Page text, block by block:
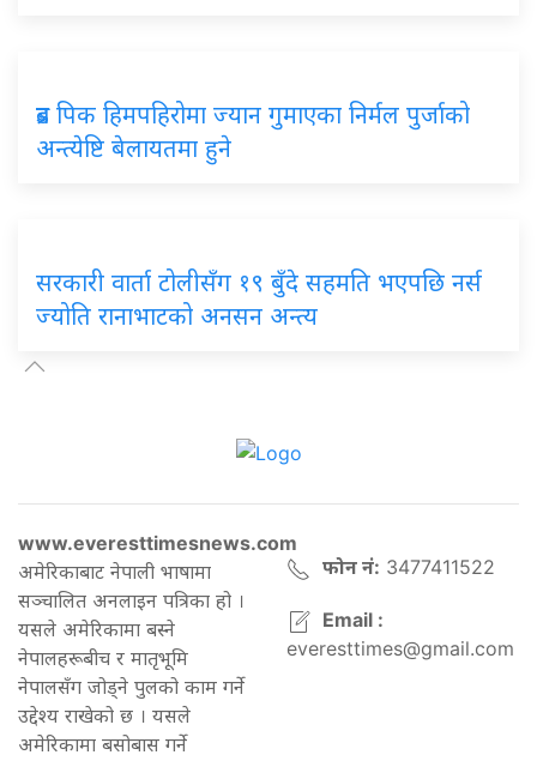
ब्रड पिक हिमपहिरोमा ज्यान गुमाएका निर्मल पुर्जाको
अन्त्येष्टि बेलायतमा हुने
सरकारी वार्ता टोलीसँग १९ बुँदे सहमति भएपछि नर्स
ज्योति रानाभाटको अनसन अन्त्य
www.everesttimesnews.com
अमेरिकाबाट नेपाली भाषामा
सञ्चालित अनलाइन पत्रिका हो ।
यसले अमेरिकामा बस्ने
नेपालहरूबीच र मातृभूमि
नेपालसँग जोड्ने पुलको काम गर्ने
उद्देश्य राखेको छ । यसले
अमेरिकामा बसोबास गर्ने
फोन नं: 3477411522
Email :
everesttimes@gmail.com